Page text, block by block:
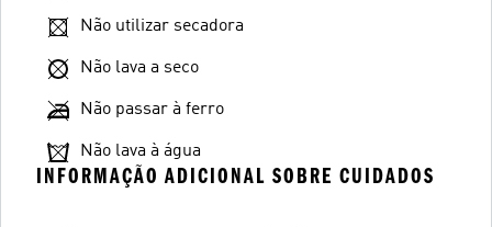
Não utilizar secadora
Não lava a seco
Não passar à ferro
Não lava à água
INFORMAÇÃO ADICIONAL SOBRE CUIDADOS